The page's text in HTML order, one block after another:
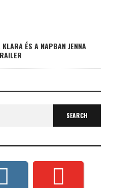
ÉS A NAPBAN JENNA